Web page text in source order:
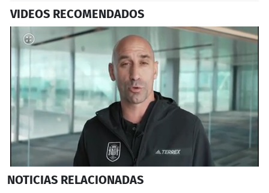
VIDEOS RECOMENDADOS
seconds
NOTICIAS RELACIONADAS